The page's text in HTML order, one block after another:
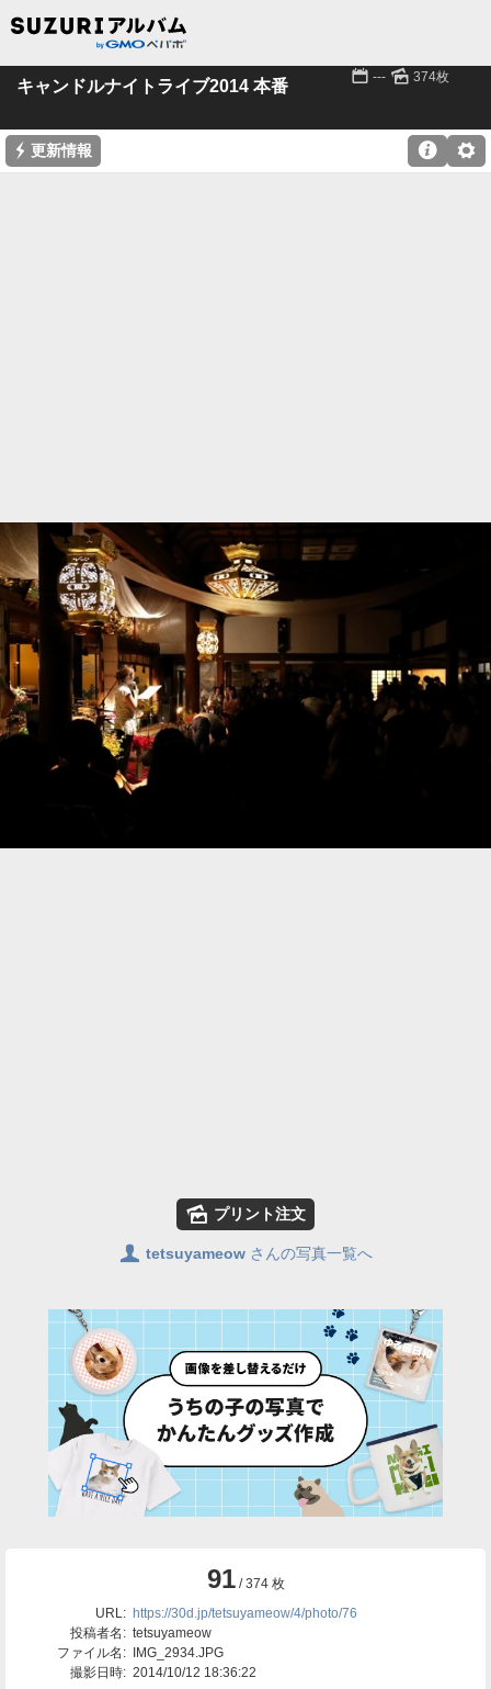
キャンドルナイトライブ2014 本番 📅 --- 🌄 374枚
⚡ 更新情報 ⚙

🌄 プリント注文
👤 tetsuyameow さんの写真一覧へ
91 / 374 枚
URL: https://30d.jp/tetsuyameow/4/photo/76
投稿者名: tetsuyameow
ファイル名: IMG_2934.JPG
撮影日時: 2014/10/12 18:36:22